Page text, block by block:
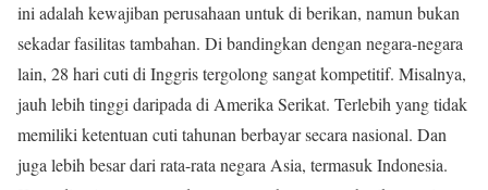
ini adalah kewajiban perusahaan untuk di berikan, namun bukan
sekadar fasilitas tambahan. Di bandingkan dengan negara-negara
lain, 28 hari cuti di Inggris tergolong sangat kompetitif. Misalnya,
jauh lebih tinggi daripada di Amerika Serikat. Terlebih yang tidak
memiliki ketentuan cuti tahunan berbayar secara nasional. Dan
juga lebih besar dari rata-rata negara Asia, termasuk Indonesia.